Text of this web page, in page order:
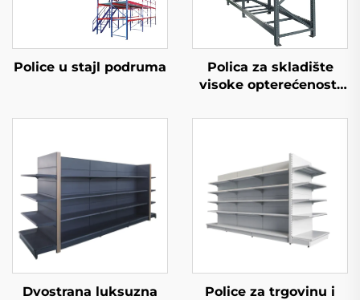
Police u stajl podruma
Polica za skladište
visoke opterećenosti
Dvostrana luksuzna
Police za trgovinu i